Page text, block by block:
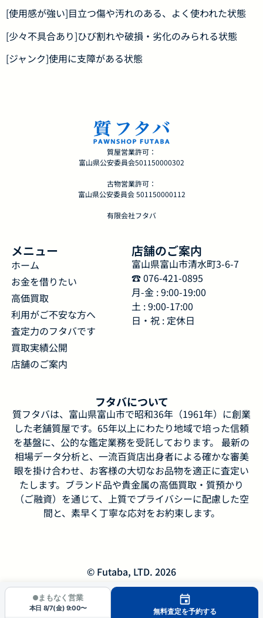
[使用感が強い]目立つ傷や汚れのある、よく使われた状態
[少々不具合あり]ひび割れや破損・劣化のみられる状態
[ジャンク]使用に支障がある状態
質屋営業許可：
富山県公安委員会501150000302
古物営業許可：
富山県公安委員会 501150000112
有限会社フタバ
メニュー
ホーム
お金を借りたい
高価買取
利用がご不安な方へ
査定力のフタバです
買取実績公開
店舗のご案内
店舗のご案内
富山県富山市清水町3-6-7
☎︎ 076-421-0895
月-金 : 9:00-19:00
土 : 9:00-17:00
日・祝 : 定休日
フタバについて
質フタバは、富山県富山市で昭和36年（1961年）に創業
した老舗質屋です。65年以上にわたり地域で培った信頼
を基盤に、公的な鑑定業務を受託しております。 最新の
相場データ分析と、一流百貨店出身者による確かな審美
眼を掛け合わせ、お客様の大切なお品物を適正に査定い
たします。ブランド品や貴金属の高価買取・質預かり
（ご融資）を通じて、上質でプライバシーに配慮した空
間と、素早く丁寧な応対をお約束します。
© Futaba, LTD. 2026
まもなく営業
本日 8/7(金) 9:00〜 無料査定を予約する